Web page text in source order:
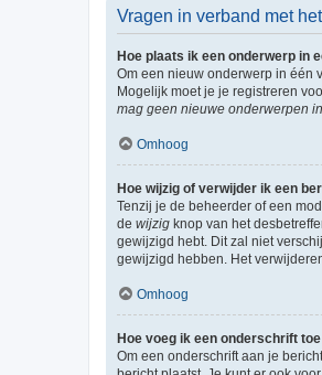
Vragen in verband met
Hoe plaats ik een onderwerp in
Om een nieuw onderwerp in één
Mogelijk moet je je registreren
mag geen nieuwe onderwerpen
Omhoog
Hoe wijzig of verwijder ik een
Tenzij je de beheerder of een
de wijzig knop van het
gewijzigd hebt. Dit zal niet
gewijzigd hebben. Het
Omhoog
Hoe voeg ik een onderschrift
Om een onderschrift aan je